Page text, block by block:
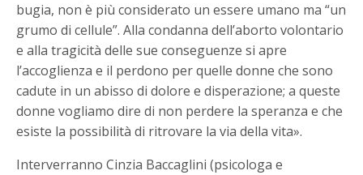
bugia, non è più considerato un essere umano ma “un
grumo di cellule”. Alla condanna dell’aborto volontario
e alla tragicità delle sue conseguenze si apre
l’accoglienza e il perdono per quelle donne che sono
cadute in un abisso di dolore e disperazione; a queste
donne vogliamo dire di non perdere la speranza e che
esiste la possibilità di ritrovare la via della vita».
Interverranno Cinzia Baccaglini (psicologa e